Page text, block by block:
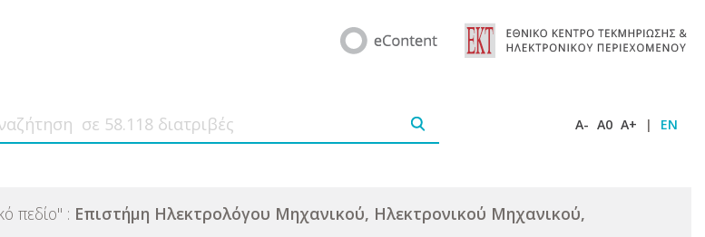
A- A0 A+ | EN
πεδίο" : Επιστήμη Ηλεκτρολόγου Μηχανικού, Ηλεκτρονικού Μηχανικού,